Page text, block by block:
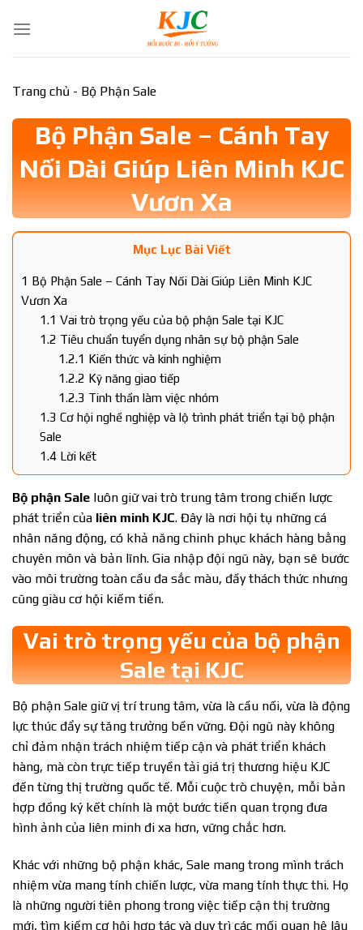
Trang chủ - Bộ Phận Sale
Bộ Phận Sale – Cánh Tay
Nối Dài Giúp Liên Minh KJC
Vươn Xa
Mục Lục Bài Viết
1 Bộ Phận Sale – Cánh Tay Nối Dài Giúp Liên Minh KJC
Vươn Xa
1.1 Vai trò trọng yếu của bộ phận Sale tại KJC
1.2 Tiêu chuẩn tuyển dụng nhân sự bộ phận Sale
1.2.1 Kiến thức và kinh nghiệm
1.2.2 Kỹ năng giao tiếp
1.2.3 Tinh thần làm việc nhóm
1.3 Cơ hội nghề nghiệp và lộ trình phát triển tại bộ phận
Sale
1.4Lời kết
Bộ phận Sale luôn giữ vai trò trung tâm trong chiến lược
phát triển của liên minh KJC. Đây là nơi hội tụ những cá
nhân năng động, có khả năng chinh phục khách hàng bằng
chuyên môn và bản lĩnh. Gia nhập đội ngũ này, bạn sẽ bước
vào môi trường toàn cầu đa sắc màu, đầy thách thức nhưng
cũng giàu cơ hội kiếm tiền.
Vai trò trọng yếu của bộ phận
Sale tại KJC
Bộ phận Sale giữ vị trí trung tâm, vừa là cầu nối, vừa là động
lực thúc đẩy sự tăng trưởng bền vững. Đội ngũ này không
chỉ đảm nhận trách nhiệm tiếp cận và phát triển khách
hàng, mà còn trực tiếp truyền tải giá trị thương hiệu KJC
đến từng thị trường quốc tế. Mỗi cuộc trò chuyện, mỗi bản
hợp đồng ký kết chính là một bước tiến quan trọng đưa
hình ảnh của liên minh đi xa hơn, vững chắc hơn.
Khác với những bộ phận khác, Sale mang trong mình trách
nhiệm vừa mang tính chiến lược, vừa mang tính thực thi. Họ
là những người tiên phong trong việc tiếp cận thị trường
mới, tìm kiếm cơ hội hợp tác và duy trì các mối quan hệ lâu